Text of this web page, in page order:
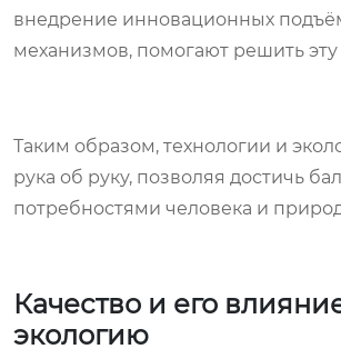
внедрение инновационных
механизмов, помогают решить
Таким образом, технологии и
рука об руку, позволяя достичь
потребностями человека и
Качество и его
экологию